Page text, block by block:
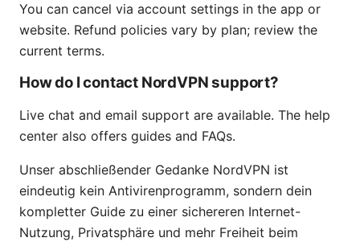
You can cancel via account settings in the app or
website. Refund policies vary by plan; review the
current terms.
How do I contact NordVPN support?
Live chat and email support are available. The help
center also offers guides and FAQs.
Unser abschließender Gedanke NordVPN ist
eindeutig kein Antivirenprogramm, sondern dein
kompletter Guide zu einer sichereren Internet-
Nutzung, Privatsphäre und mehr Freiheit beim